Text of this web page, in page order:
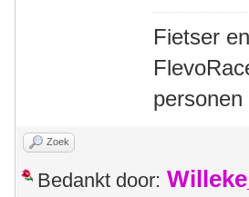
Fietser
personen
Zoek
Bedankt door: